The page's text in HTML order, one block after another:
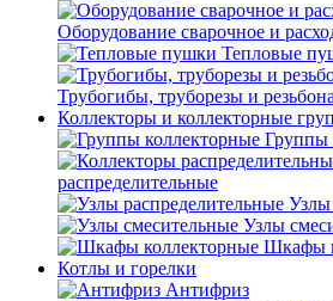
Оборудование сварочное и
Тепловые
Трубогибы, труборезы и
Коллекторы и коллекторные
Группы
распределительные
Узлы
Узлы
Шкафы
Котлы и горелки
Антифриз